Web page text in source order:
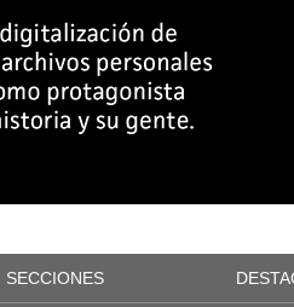
SECCIONES